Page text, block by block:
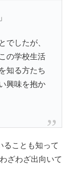
でしたが、
の学校生活
知る方たち
興味を抱か
ることも知って
ざわざ出向いて